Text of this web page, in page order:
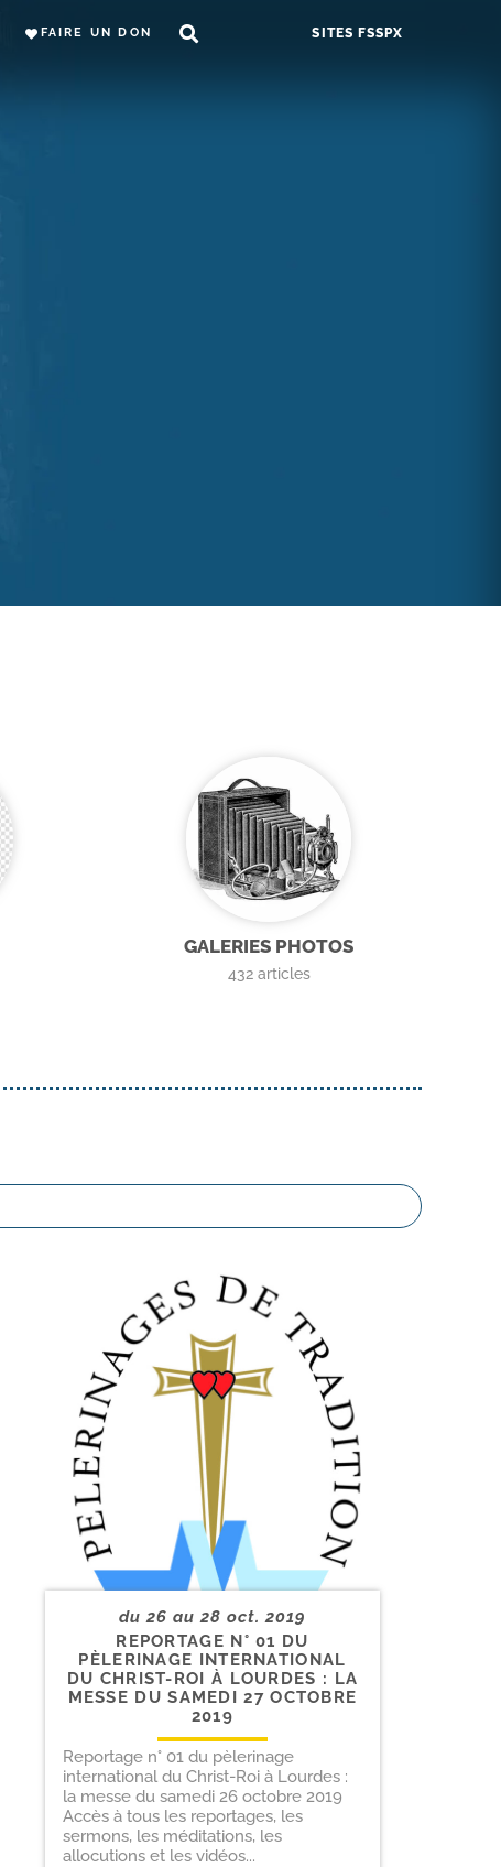
FAIRE UN DON SITES FSSPX
GALERIES PHOTOS
432articles
du 26 au 28 oct. 2019
REPORTAGE N° 01 DU
PÈLERINAGE INTERNATIONAL
DU CHRIST-​ROI À LOURDES : LA
MESSE DU SAMEDI 27 OCTOBRE
2019
Reportage n° 01 du pèlerinage
international du Christ-Roi à Lourdes :
la messe du samedi 26 octobre 2019
Accès à tous les reportages, les
sermons, les méditations, les
allocutions et les vidéos...